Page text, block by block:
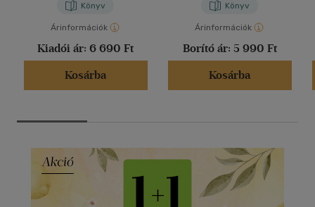
Könyv
Árinformációk
Kiadói ár: 6 690 Ft
Kosárba
Könyv
Árinformációk
Borító ár: 5 990 Ft
Kosárba